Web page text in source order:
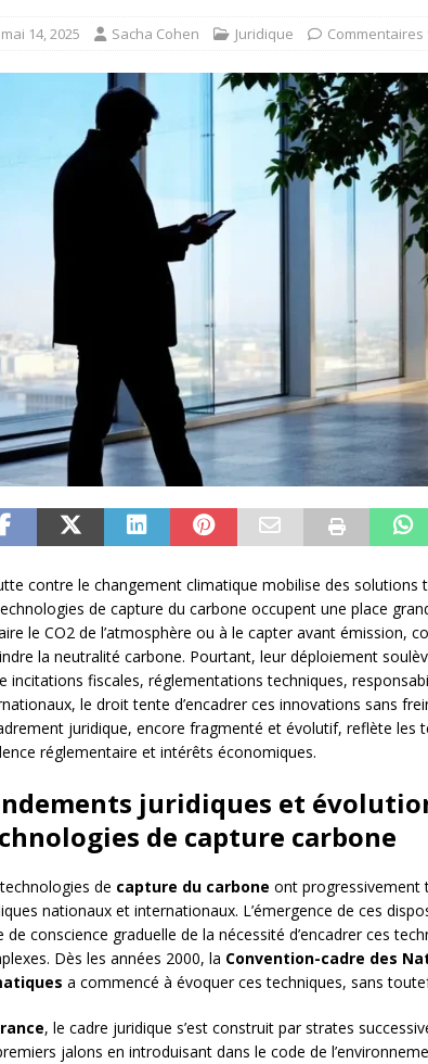
mai 14, 2025 Sacha Cohen Juridique
contre le changement climatique mobilise des solutions
de capture du carbone occupent une place
le CO2 de l’atmosphère ou à le capter avant émission,
la neutralité carbone. Pourtant, leur déploiement
incitations fiscales, réglementations techniques,
le droit tente d’encadrer ces innovations sans
juridique, encore fragmenté et évolutif, reflète les
réglementaire et intérêts économiques.
juridiques et
de capture carbone
de capture du carbone ont progressivement
nationaux et internationaux. L’émergence de ces
de conscience graduelle de la nécessité d’encadrer ces
Dès les années 2000, la Convention-cadre des
a commencé à évoquer ces techniques, sans
, le cadre juridique s’est construit par strates
jalons en introduisant dans le code de